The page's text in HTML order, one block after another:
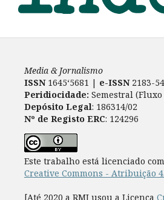
Media & Jornalismo
ISSN 1645‘5681 | e-ISSN2183-
Peridiocidade: Semestral
Depósito Legal: 186314/02
Nº de Registo ERC: 124296
Este trabalho está licenciado
Creative Commons - Atribuição
[Até 2020 a RMJ usou a Licença